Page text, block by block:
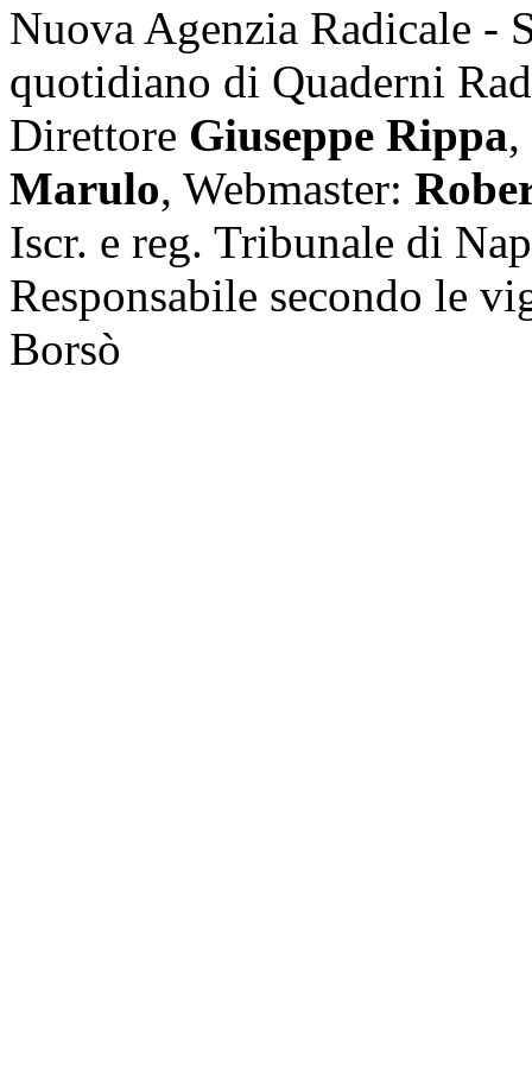
Nuova Agenzia Radicale -
quotidiano di Quaderni
Direttore Giuseppe Rippa,
Marulo, Webmaster:
Iscr. e reg. Tribunale di
Responsabile secondo le
Borsò